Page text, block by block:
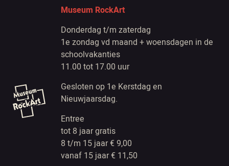
Museum RockArt
Donderdag t/m zaterdag
1e zondag vd maand + woensdagen in de
schoolvakanties
11.00 tot 17.00 uur
Gesloten op 1e Kerstdag en
Nieuwjaarsdag.
Entree
tot 8 jaar gratis
8 t/m 15 jaar € 9,00
vanaf 15 jaar € 11,50